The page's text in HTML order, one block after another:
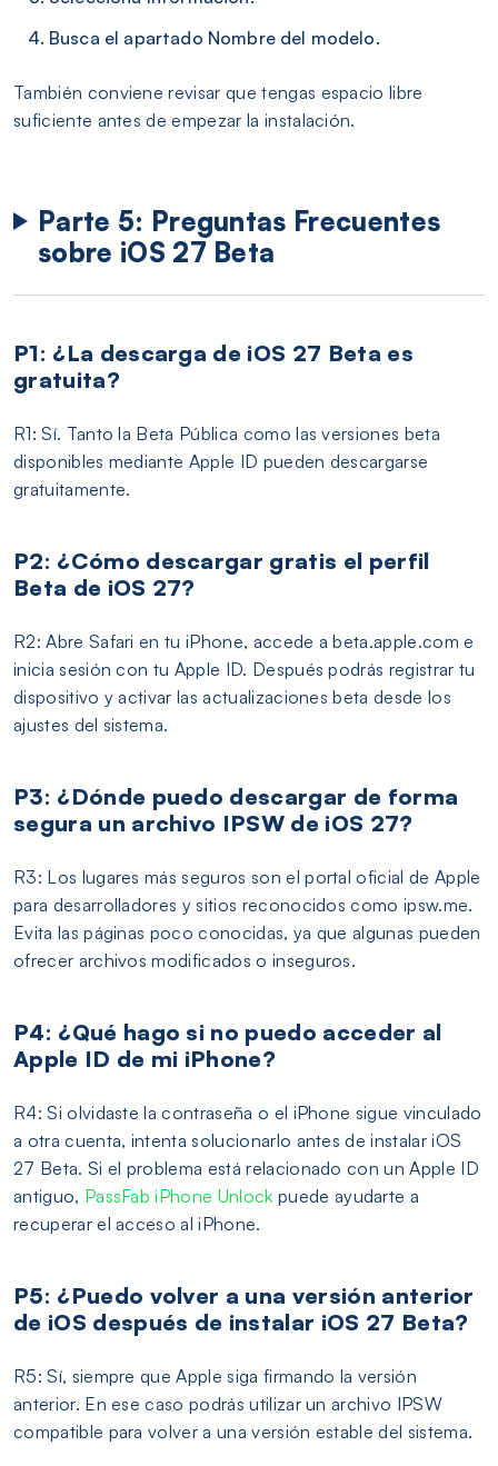
Busca el apartado Nombre del modelo.
También conviene revisar que tengas espacio libre
suficiente antes de empezar la instalación.
Parte 5: Preguntas Frecuentes
sobre iOS 27 Beta
P1: ¿La descarga de iOS 27 Beta es
gratuita?
R1: Sí. Tanto la Beta Pública como las versiones beta
disponibles mediante Apple ID pueden descargarse
gratuitamente.
P2: ¿Cómo descargar gratis el perfil
Beta de iOS 27?
R2: Abre Safari en tu iPhone, accede a beta.apple.com e
inicia sesión con tu Apple ID. Después podrás registrar tu
dispositivo y activar las actualizaciones beta desde los
ajustes del sistema.
P3: ¿Dónde puedo descargar de forma
segura un archivo IPSW de iOS 27?
R3: Los lugares más seguros son el portal oficial de Apple
para desarrolladores y sitios reconocidos como ipsw.me.
Evita las páginas poco conocidas, ya que algunas pueden
ofrecer archivos modificados o inseguros.
P4: ¿Qué hago si no puedo acceder al
Apple ID de mi iPhone?
R4: Si olvidaste la contraseña o el iPhone sigue vinculado
a otra cuenta, intenta solucionarlo antes de instalar iOS
27 Beta. Si el problema está relacionado con un Apple ID
antiguo, PassFab iPhone Unlock puede ayudarte a
recuperar el acceso al iPhone.
P5: ¿Puedo volver a una versión anterior
de iOS después de instalar iOS 27 Beta?
R5: Sí, siempre que Apple siga firmando la versión
anterior. En ese caso podrás utilizar un archivo IPSW
compatible para volver a una versión estable del sistema.